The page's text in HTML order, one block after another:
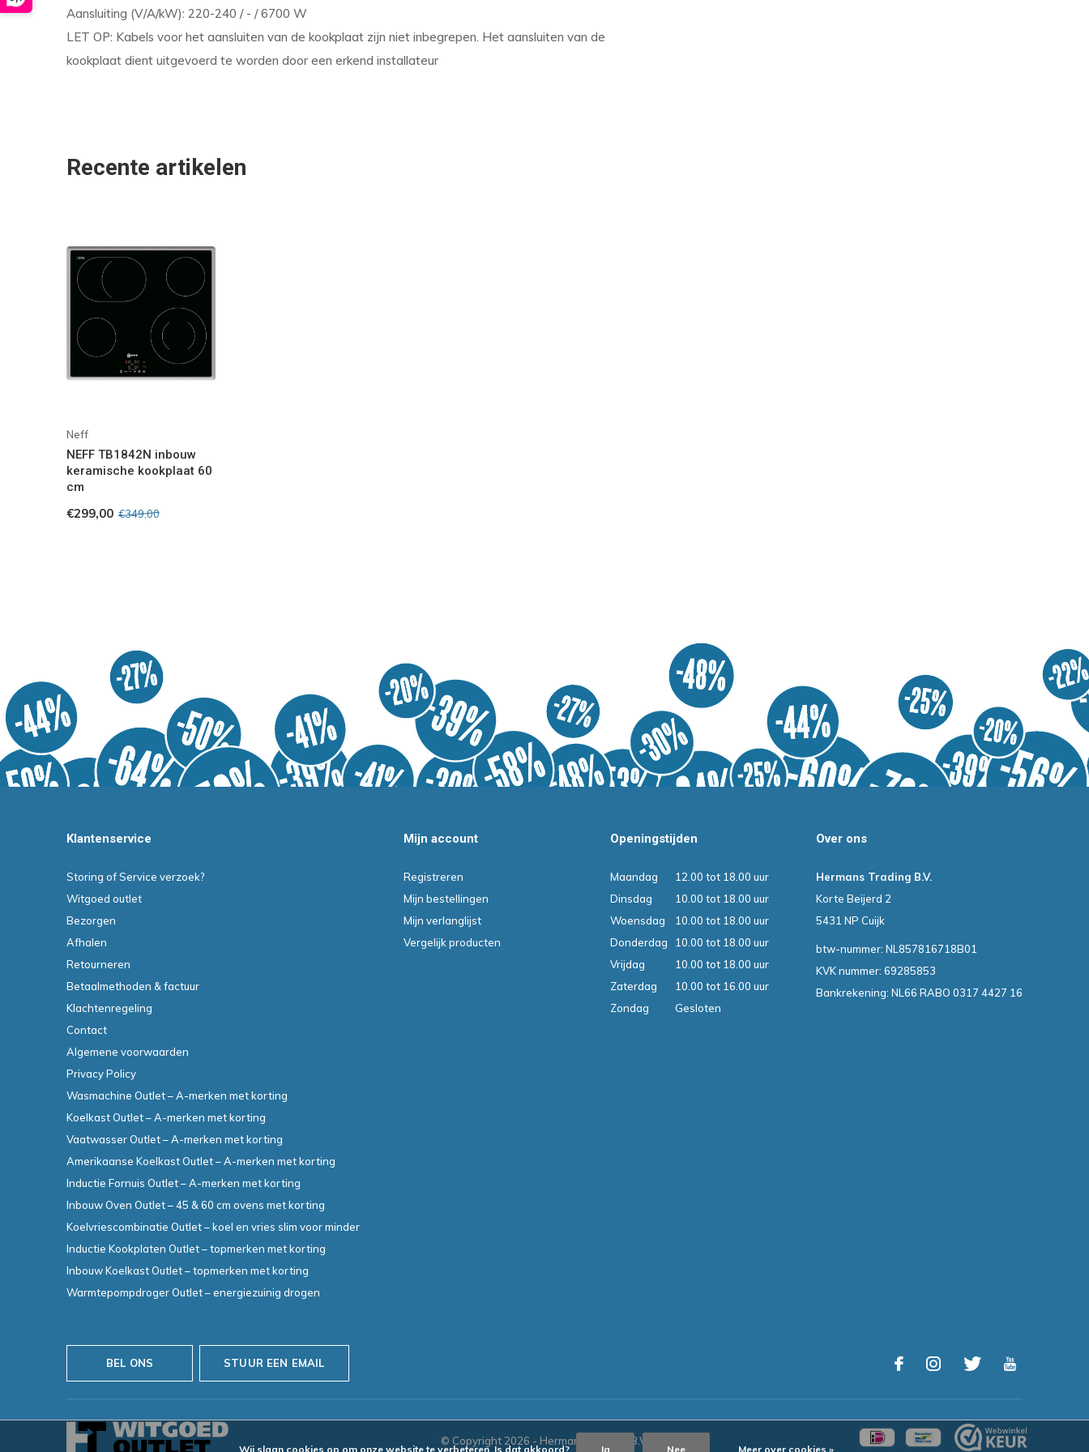
Aansluiting (V/A/kW): 220-240 / - / 6700 W
LET OP: Kabels voor het aansluiten van de kookplaat zijn niet inbegrepen. Het aansluiten van de
kookplaat dient uitgevoerd te worden door een erkend installateur
Recente artikelen
Neff
NEFF TB1842N inbouw
keramische kookplaat 60
cm
€299,00 €349,00
Klantenservice
Storing of Service verzoek?
Witgoed outlet
Bezorgen
Afhalen
Retourneren
Betaalmethoden & factuur
Klachtenregeling
Contact
Algemene voorwaarden
Privacy Policy
Wasmachine Outlet – A-merken met korting
Koelkast Outlet – A-merken met korting
Vaatwasser Outlet – A-merken met korting
Amerikaanse Koelkast Outlet – A-merken met korting
Inductie Fornuis Outlet – A-merken met korting
Inbouw Oven Outlet – 45 & 60 cm ovens met korting
Koelvriescombinatie Outlet – koel en vries slim voor minder
Inductie Kookplaten Outlet – topmerken met korting
Inbouw Koelkast Outlet – topmerken met korting
Warmtepompdroger Outlet – energiezuinig drogen
Mijn account
Registreren
Mijn bestellingen
Mijn verlanglijst
Vergelijk producten
Openingstijden
Maandag
12.00 tot 18.00 uur
Dinsdag
10.00 tot 18.00 uur
Woensdag
10.00 tot 18.00 uur
Donderdag
10.00 tot 18.00 uur
Vrijdag
10.00 tot 18.00 uur
Zaterdag
10.00 tot 16.00 uur
Zondag
Gesloten
Over ons
Hermans Trading B.V.
Korte Beijerd 2
5431 NP Cuijk
btw-nummer: NL857816718B01
KVK nummer: 69285853
Bankrekening: NL66 RABO 0317 4427 16
BEL ONS STUUR EEN EMAIL
© Copyright 2026 - Hermans Trading B.V.
Wij slaan cookies op om onze website te verbeteren. Is dat akkoord? Ja Nee Meer over cookies »